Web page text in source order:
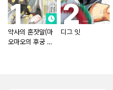
약사의 혼잣말(마
오마오의 후궁 수
디그 잇